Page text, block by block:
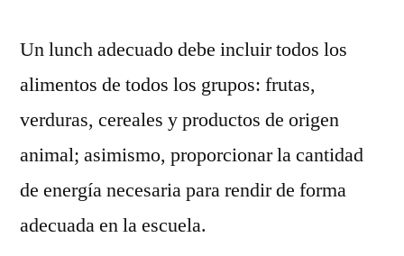
Un lunch adecuado debe incluir todos los
alimentos de todos los grupos: frutas,
verduras, cereales y productos de origen
animal; asimismo, proporcionar la cantidad
de energía necesaria para rendir de forma
adecuada en la escuela.